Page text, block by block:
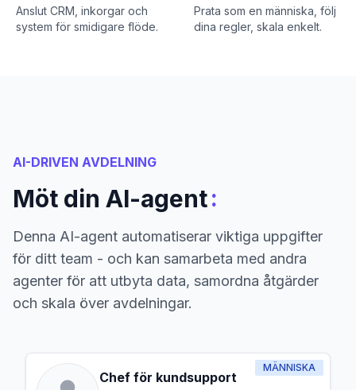
Anslut CRM, inkorgar och
system för smidigare flöde.
Prata som en människa, följ
dina regler, skala enkelt.
AI-DRIVEN AVDELNING
Möt din AI-agent:
Denna AI-agent automatiserar viktiga uppgifter
för ditt team - och kan samarbeta med andra
agenter för att utbyta data, samordna åtgärder
och skala över avdelningar.
MÄNNISKA
Chef för kundsupport